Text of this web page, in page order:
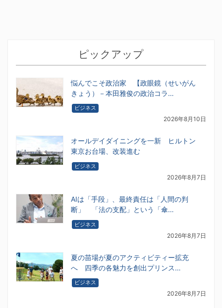
ピックアップ
悩んでこそ政治家 【政眼鏡（せいがん
きょう）－本田雅俊の政治コラ…
ビジネス
2026年8月10日
オールデイダイニングを一新 ヒルトン
東京お台場、改装進む
ビジネス
2026年8月7日
AIは「手段」、最終責任は「人間の判
断」 「法の支配」という「傘…
ビジネス
2026年8月7日
夏の苗場が夏のアクティビティー拡充
へ 四季の各魅力を創出プリンス…
ビジネス
2026年8月7日